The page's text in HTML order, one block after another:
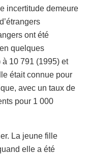
incertitude demeure
ont été
quelques
10 791 (1995) et
était connue pour
avec un taux de
pour 1 000
La jeune fille
elle a été